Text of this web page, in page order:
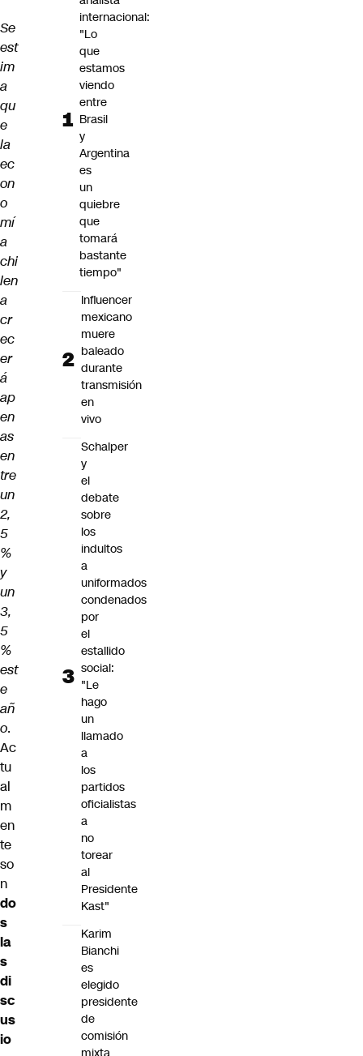
Se
est
im
a
qu
e
la
ec
on
o
mí
a
chi
len
a
cr
ec
er
á
ap
en
as
en
tre
un
2,
5
%
y
un
3,
5
%
est
e
añ
o.
Ac
tu
al
m
en
te
so
n
do
s
la
s
di
sc
us
io
internacional:
"Lo
que
estamos
viendo
entre
Brasil
y
Argentina
es
un
quiebre
que
tomará
bastante
tiempo"
Influencer
mexicano
muere
baleado
durante
transmisión
en
vivo
Schalper
y
el
debate
sobre
los
indultos
a
uniformados
condenados
por
el
estallido
social:
"Le
hago
un
llamado
a
los
partidos
oficialistas
a
no
torear
al
Presidente
Kast"
Karim
Bianchi
es
elegido
presidente
de
comisión
mixta